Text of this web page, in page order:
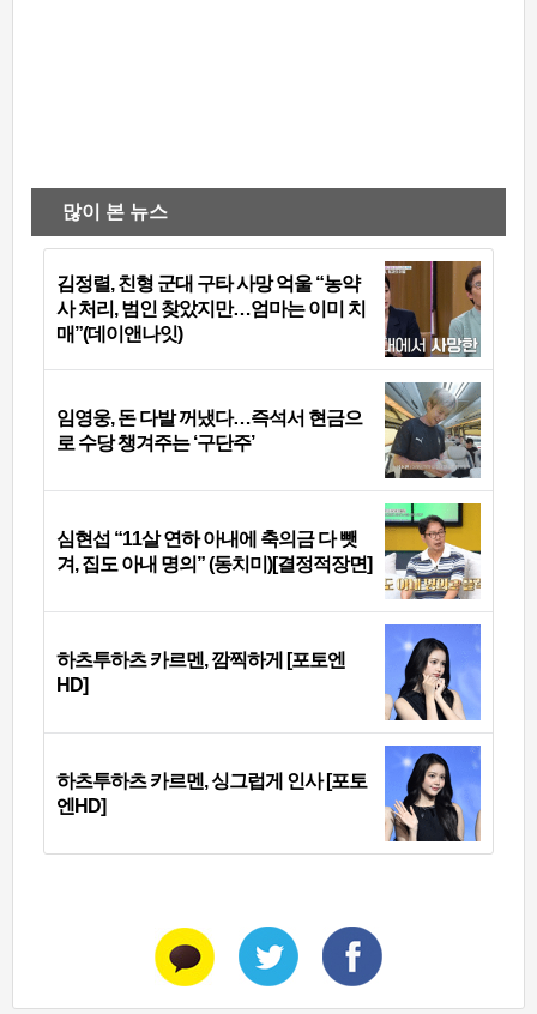
많이 본 뉴스
김정렬, 친형 군대 구타 사망 억울 “농약
사 처리, 범인 찾았지만…엄마는 이미 치
매”(데이앤나잇)
임영웅, 돈 다발 꺼냈다…즉석서 현금으
로 수당 챙겨주는 ‘구단주’
심현섭 “11살 연하 아내에 축의금 다 뺏
겨, 집도 아내 명의” (동치미)[결정적장면]
하츠투하츠 카르멘, 깜찍하게 [포토엔
HD]
하츠투하츠 카르멘, 싱그럽게 인사 [포토
엔HD]